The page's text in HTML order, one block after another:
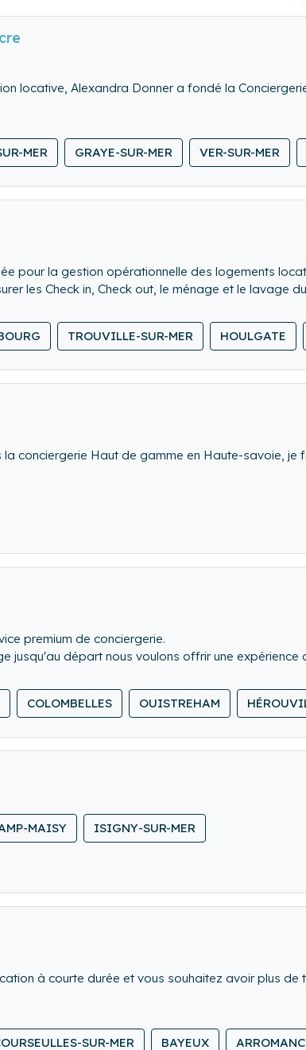
locative, Alexandra Donner a fondé la
loue draps et serviettes, et gère également le
MER GRAYE-SUR-MER VER-SUR-MER
pour la gestion opérationnelle des logements
les Check in, Check out, le ménage et le lavage
toute la Normandie et nous développons à
membre du Village by CA, gage de notre sérieux
sont assurés par des collaborateurs
TROUVILLE-SUR-MER HOULGATE
la conciergerie Haut de gamme en Haute-savoie, je
premium de conciergerie.
jusqu'au départ nous voulons offrir une expérience
COLOMBELLES OUISTREHAM
MAISY ISIGNY-SUR-MER
à courte durée et vous souhaitez avoir plus de
!
SUR-MER BAYEUX